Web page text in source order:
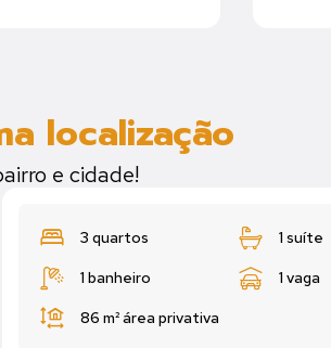
localização
e cidade!
3 quartos 1 suíte
1 banheiro 1 vaga
86 m²área privativa